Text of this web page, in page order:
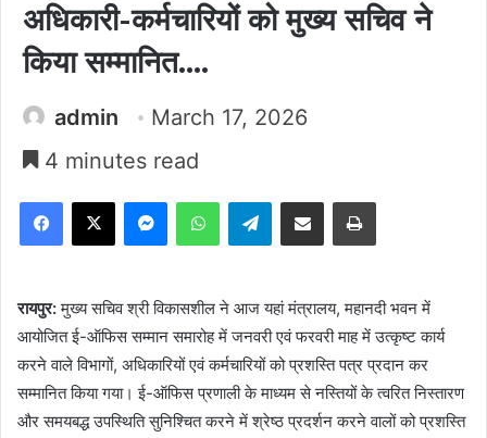
अधिकारी-कर्मचारियों को मुख्य सचिव ने
किया सम्मानित….
admin
March 17, 2026
4 minutes read
Facebook
X MessengerWhatsAppTelegramShare via Email Print
रायपुर:मुख्य सचिव श्री विकासशील ने आज यहां मंत्रालय, महानदी भवन में
आयोजित ई-ऑफिस सम्मान समारोह में जनवरी एवं फरवरी माह में उत्कृष्ट कार्य
करने वाले विभागों, अधिकारियों एवं कर्मचारियों को प्रशस्ति पत्र प्रदान कर
सम्मानित किया गया। ई-ऑफिस प्रणाली के माध्यम से नस्तियों के त्वरित निस्तारण
और समयबद्ध उपस्थिति सुनिश्चित करने में श्रेष्ठ प्रदर्शन करने वालों को प्रशस्ति